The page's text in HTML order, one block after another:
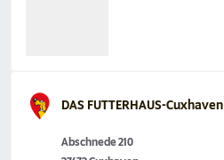
DAS FUTTERHAUS-Cuxhaven
Abschnede 210